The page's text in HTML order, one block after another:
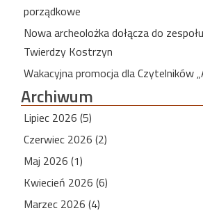
porządkowe
Nowa archeolożka dołącza do
Twierdzy Kostrzyn
Wakacyjna promocja dla Czytelników
Archiwum
Lipiec 2026 (5)
Czerwiec 2026 (2)
Maj 2026 (1)
Kwiecień 2026 (6)
Marzec 2026 (4)